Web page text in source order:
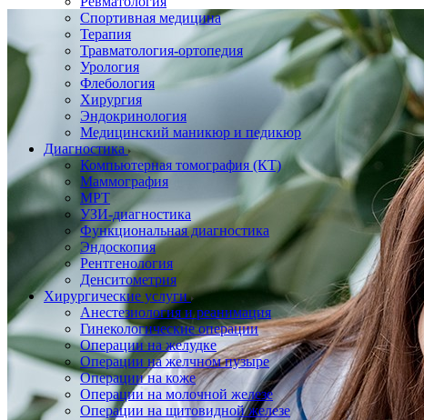
Спортивная медицина
Терапия
Травматология-ортопедия
Урология
Флебология
Хирургия
Эндокринология
Медицинский маникюр и педикюр
Диагностика
Компьютерная томография (КТ)
Маммография
МРТ
УЗИ-диагностика
Функциональная диагностика
Эндоскопия
Рентгенология
Денситометрия
Хирургические услуги
Анестезиология и реанимация
Гинекологические операции
Операции на желудке
Операции на желчном пузыре
Операции на коже
Операции на молочной железе
Операции на щитовидной железе